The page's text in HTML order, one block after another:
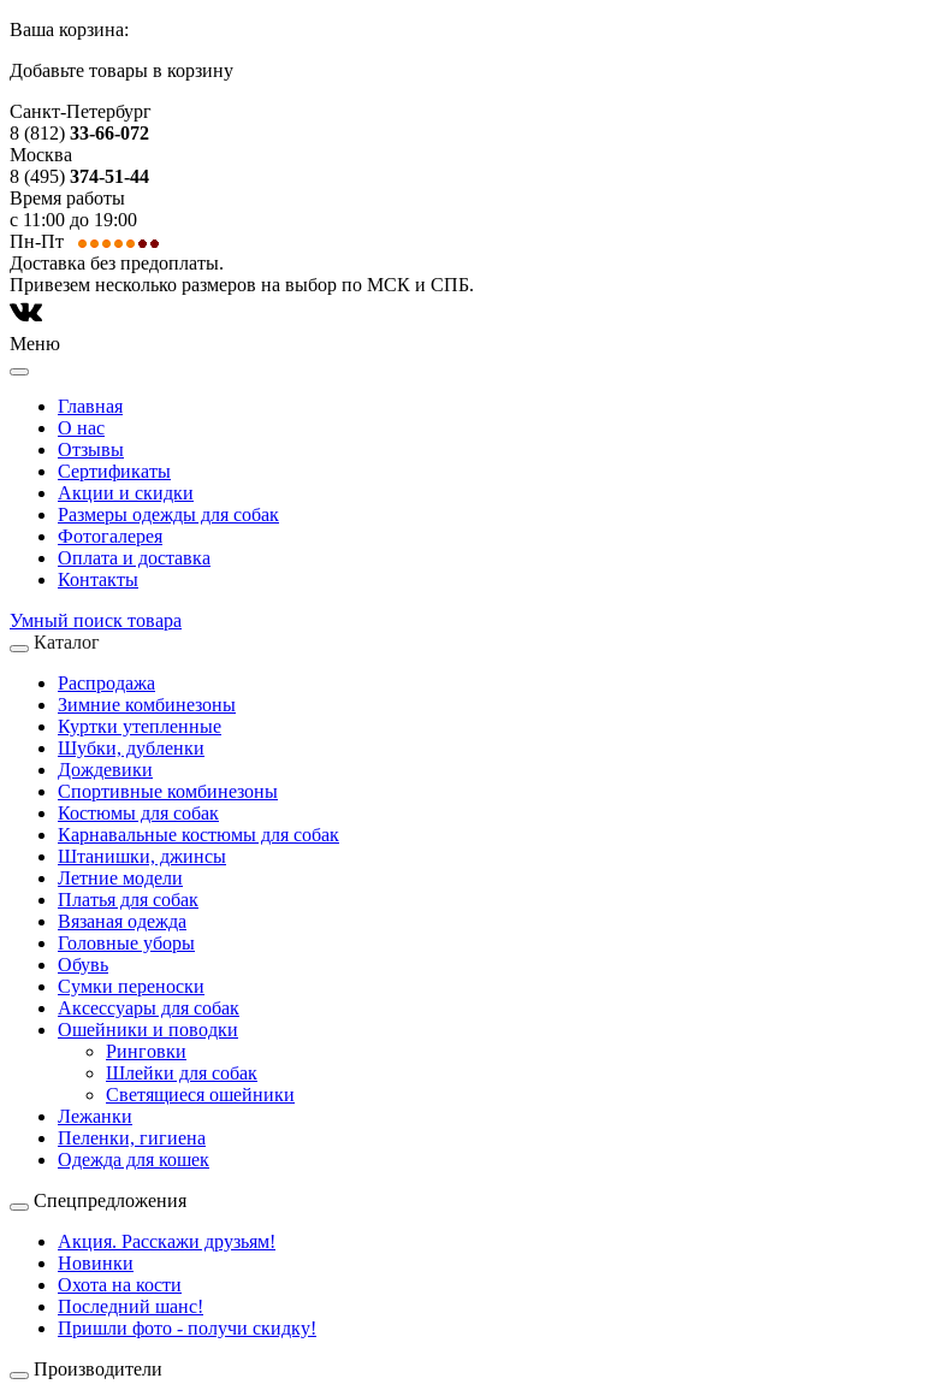
Ваша корзина:
Добавьте товары в корзину
Санкт-Петербург
8 (812) 33-66-072
Москва
8 (495) 374-51-44
Время работы
с 11:00 до 19:00
Пн-Пт
Доставка без предоплаты.
Привезем несколько размеров на выбор по МСК и СПБ.
Меню
Главная
О нас
Отзывы
Сертификаты
Акции и скидки
Размеры одежды для собак
Фотогалерея
Оплата и доставка
Контакты
Умный поиск товара
Каталог
Распродажа
Зимние комбинезоны
Куртки утепленные
Шубки, дубленки
Дождевики
Спортивные комбинезоны
Костюмы для собак
Карнавальные костюмы для собак
Штанишки, джинсы
Летние модели
Платья для собак
Вязаная одежда
Головные уборы
Обувь
Сумки переноски
Аксессуары для собак
Ошейники и поводки
Ринговки
Шлейки для собак
Светящиеся ошейники
Лежанки
Пеленки, гигиена
Одежда для кошек
Спецпредложения
Акция. Расскажи друзьям!
Новинки
Охота на кости
Последний шанс!
Пришли фото - получи скидку!
Производители